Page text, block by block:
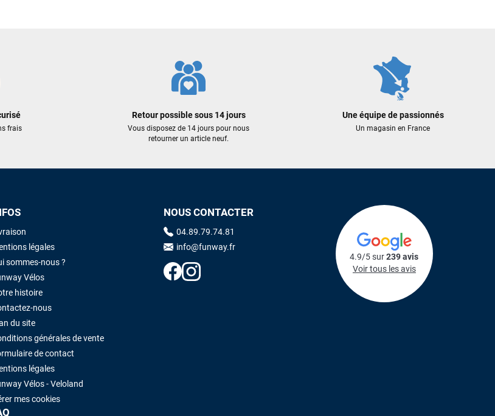
frais
Retour possible sous 14 jours
Vous disposez de 14 jours pour nous
retourner un article neuf.
Une équipe de passionnés
Un magasin en France
légales
sommes-nous ?
Vélos
histoire
nous
du site
générales de vente
de contact
légales
Vélos - Veloland
mes cookies
NOUS CONTACTER
04.89.79.74.81
info@funway.fr
4.9/5 sur239 avis
Voir tous les avis
mois que je galérais à remplacer ma board eux m'ont
et en plus super sympas. Merci encore pour cette severne
LAISSER UN AVIS